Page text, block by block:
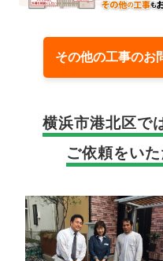
その他の工事の
横浜市港北区で
ご依頼をい